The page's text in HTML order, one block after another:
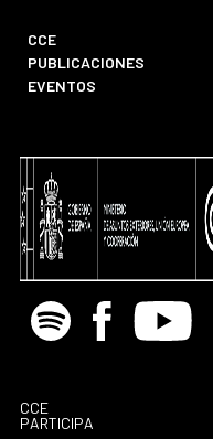
CCE
PUBLICACIONES
EVENTOS
Spotify Facebook
Youtube
CCE
PARTICIPA